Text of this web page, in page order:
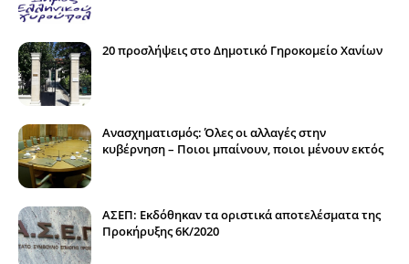
20 προσλήψεις στο Δημοτικό Γηροκομείο Χανίων
Ανασχηματισμός: Όλες οι αλλαγές στην
κυβέρνηση – Ποιοι μπαίνουν, ποιοι μένουν εκτός
ΑΣΕΠ: Εκδόθηκαν τα οριστικά αποτελέσματα της
Προκήρυξης 6Κ/2020